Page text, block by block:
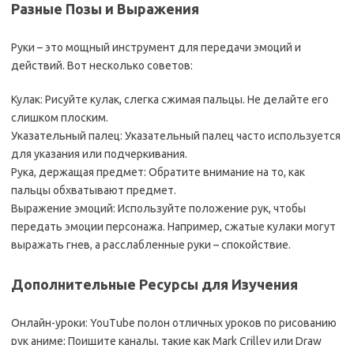
Разные Позы и Выражения
Руки – это мощный инструмент для передачи эмоций и
действий. Вот несколько советов:
Кулак: Рисуйте кулак, слегка сжимая пальцы. Не делайте его
слишком плоским.
Указательный палец: Указательный палец часто используется
для указания или подчеркивания.
Рука, держащая предмет: Обратите внимание на то, как
пальцы обхватывают предмет.
Выражение эмоций: Используйте положение рук, чтобы
передать эмоции персонажа. Например, сжатые кулаки могут
выражать гнев, а расслабленные руки – спокойствие.
Дополнительные Ресурсы для Изучения
Онлайн-уроки: YouTube полон отличных уроков по рисованию
рук аниме; Поищите каналы, такие как Mark Crilley или Draw